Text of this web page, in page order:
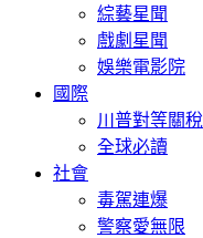
綜藝星聞
戲劇星聞
娛樂電影院
國際
川普對等關稅
全球必讀
社會
毒駕連爆
警察愛無限